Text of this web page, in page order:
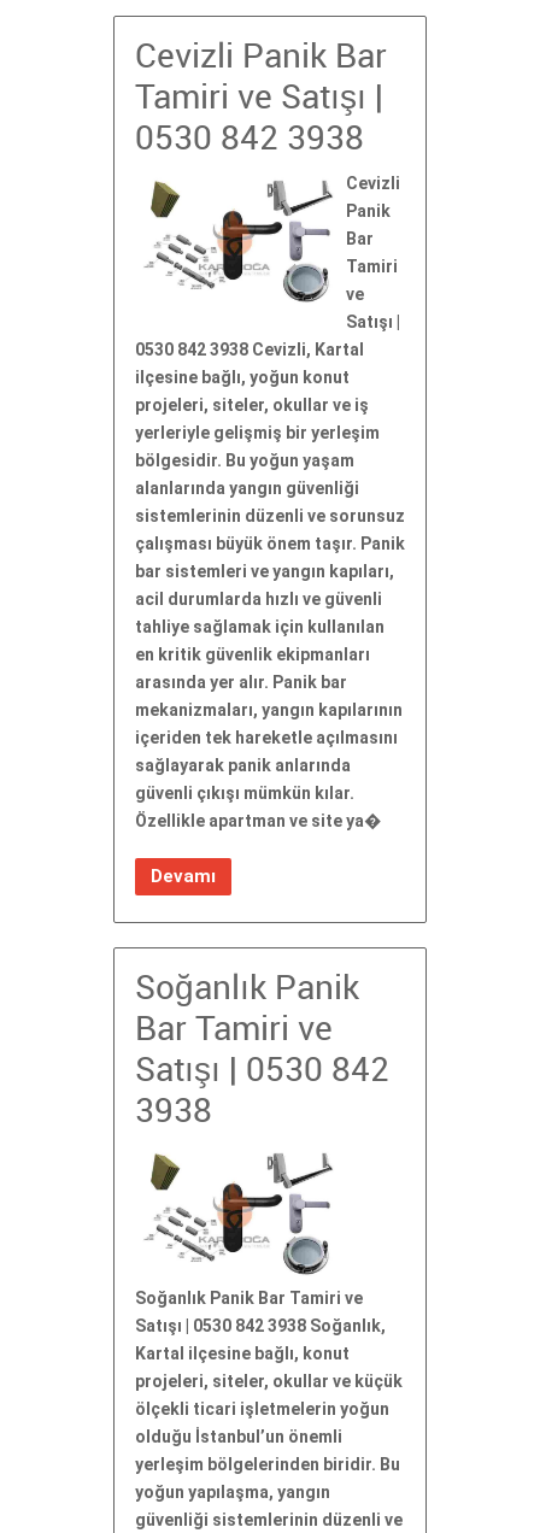
Cevizli Panik Bar
Tamiri ve Satışı |
0530 842 3938
Cevizli
Panik
Bar
Tamiri
ve
Satışı |
0530 842 3938 Cevizli, Kartal
ilçesine bağlı, yoğun konut
projeleri, siteler, okullar ve iş
yerleriyle gelişmiş bir yerleşim
bölgesidir. Bu yoğun yaşam
alanlarında yangın güvenliği
sistemlerinin düzenli ve sorunsuz
çalışması büyük önem taşır. Panik
bar sistemleri ve yangın kapıları,
acil durumlarda hızlı ve güvenli
tahliye sağlamak için kullanılan
en kritik güvenlik ekipmanları
arasında yer alır. Panik bar
mekanizmaları, yangın kapılarının
içeriden tek hareketle açılmasını
sağlayarak panik anlarında
güvenli çıkışı mümkün kılar.
Özellikle apartman ve site ya�
Devamı
Soğanlık Panik
Bar Tamiri ve
Satışı | 0530 842
3938
Soğanlık Panik Bar Tamiri ve
Satışı | 0530 842 3938 Soğanlık,
Kartal ilçesine bağlı, konut
projeleri, siteler, okullar ve küçük
ölçekli ticari işletmelerin yoğun
olduğu İstanbul’un önemli
yerleşim bölgelerinden biridir. Bu
yoğun yapılaşma, yangın
güvenliği sistemlerinin düzenli ve